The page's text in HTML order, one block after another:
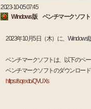
2023-10-05 07:45
Windows版 ベンチマークソフト
2023年10月5日（木）に、
ベンチマークソフトは、以下のペ
ベンチマークソフトのダウンロー
https://sqex.to/QVUXs